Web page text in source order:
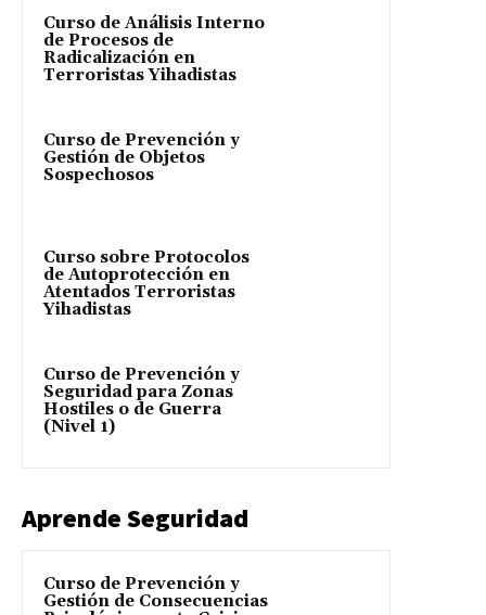
Curso de Análisis Interno
de Procesos de
Radicalización en
Terroristas Yihadistas
Curso de Prevención y
Gestión de Objetos
Sospechosos
Curso sobre Protocolos
de Autoprotección en
Atentados Terroristas
Yihadistas
Curso de Prevención y
Seguridad para Zonas
Hostiles o de Guerra
(Nivel 1)
Aprende Seguridad
Curso de Prevención y
Gestión de Consecuencias